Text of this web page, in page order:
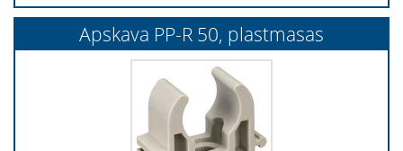
Apskava PP-R 50, plastmasas